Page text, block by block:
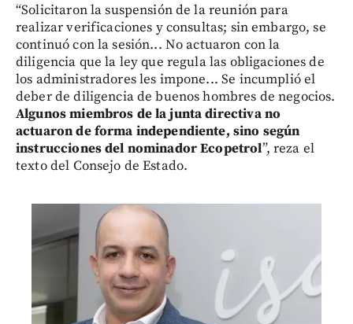
“Solicitaron la suspensión de la reunión para
realizar verificaciones y consultas; sin embargo, se
continuó con la sesión... No actuaron con la
diligencia que la ley que regula las obligaciones de
los administradores les impone... Se incumplió el
deber de diligencia de buenos hombres de negocios.
Algunos miembros de la junta directiva no
actuaron de forma independiente, sino según
instrucciones del nominador Ecopetrol”, reza el
texto del Consejo de Estado.